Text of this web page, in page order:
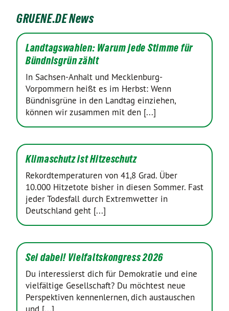
GRUENE.DE News
Landtagswahlen: Warum jede Stimme für
Bündnisgrün zählt
In Sachsen-Anhalt und Mecklenburg-
Vorpommern heißt es im Herbst: Wenn
Bündnisgrüne in den Landtag einziehen,
können wir zusammen mit den [...]
Klimaschutz ist Hitzeschutz
Rekordtemperaturen von 41,8 Grad. Über
10.000 Hitzetote bisher in diesen Sommer. Fast
jeder Todesfall durch Extremwetter in
Deutschland geht [...]
Sei dabei! Vielfaltskongress 2026
Du interessierst dich für Demokratie und eine
vielfältige Gesellschaft? Du möchtest neue
Perspektiven kennenlernen, dich austauschen